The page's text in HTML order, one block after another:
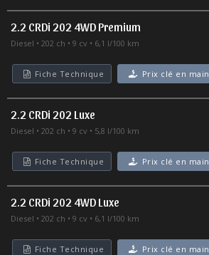
2.2 CRDi 202 4WD Premium
Diesel 202 ch 9 cv 6,1 l/100 km
Fiche Technique Prix clé en main
2.2 CRDi 202 Luxe
Diesel 202 ch 9 cv 5,8 l/100 km
Fiche Technique Prix clé en main
2.2 CRDi 202 4WD Luxe
Diesel 202 ch 9 cv 6,1 l/100 km
Fiche Technique Prix clé en main